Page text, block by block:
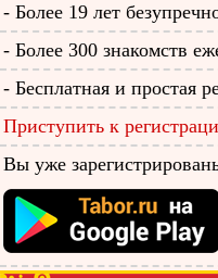
- Более 19 лет
- Более 300 знакомств
- Бесплатная и простая
Приступить к
Вы уже